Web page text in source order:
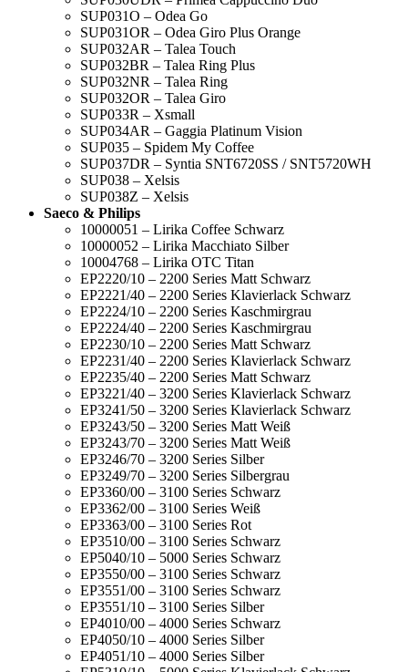
SUP031O – Odea Go
SUP031OR – Odea Giro Plus Orange
SUP032AR – Talea Touch
SUP032BR – Talea Ring Plus
SUP032NR – Talea Ring
SUP032OR – Talea Giro
SUP033R – Xsmall
SUP034AR – Gaggia Platinum Vision
SUP035 – Spidem My Coffee
SUP037DR – Syntia SNT6720SS / SNT5720WH
SUP038 – Xelsis
SUP038Z – Xelsis
Saeco & Philips
10000051 – Lirika Coffee Schwarz
10000052 – Lirika Macchiato Silber
10004768 – Lirika OTC Titan
EP2220/10 – 2200 Series Matt Schwarz
EP2221/40 – 2200 Series Klavierlack Schwarz
EP2224/10 – 2200 Series Kaschmirgrau
EP2224/40 – 2200 Series Kaschmirgrau
EP2230/10 – 2200 Series Matt Schwarz
EP2231/40 – 2200 Series Klavierlack Schwarz
EP2235/40 – 2200 Series Matt Schwarz
EP3221/40 – 3200 Series Klavierlack Schwarz
EP3241/50 – 3200 Series Klavierlack Schwarz
EP3243/50 – 3200 Series Matt Weiß
EP3243/70 – 3200 Series Matt Weiß
EP3246/70 – 3200 Series Silber
EP3249/70 – 3200 Series Silbergrau
EP3360/00 – 3100 Series Schwarz
EP3362/00 – 3100 Series Weiß
EP3363/00 – 3100 Series Rot
EP3510/00 – 3100 Series Schwarz
EP5040/10 – 5000 Series Schwarz
EP3550/00 – 3100 Series Schwarz
EP3551/00 – 3100 Series Schwarz
EP3551/10 – 3100 Series Silber
EP4010/00 – 4000 Series Schwarz
EP4050/10 – 4000 Series Silber
EP4051/10 – 4000 Series Silber